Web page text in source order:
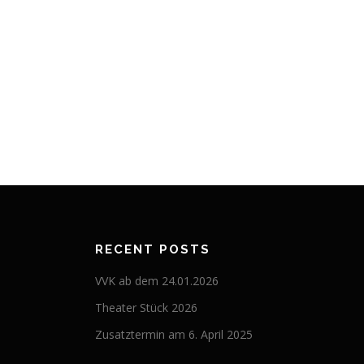
RECENT POSTS
VVK ab dem 24.01.2026
Theater Stück 2026
Zusatztermin am 6. April 2025